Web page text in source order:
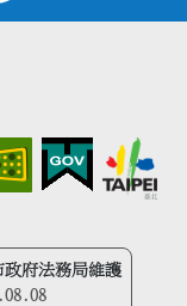
府法務局維護